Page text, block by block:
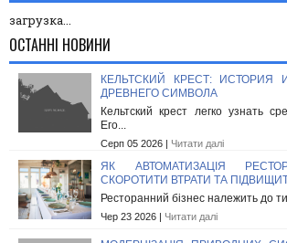
загрузка...
ОСТАННІ НОВИНИ
КЕЛЬТСКИЙ КРЕСТ: ИСТОРИЯ
ДРЕВНЕГО СИМВОЛА
Кельтский крест легко узнать
Его...
Серп 05 2026 | Читати далі
ЯК АВТОМАТИЗАЦІЯ
СКОРОТИТИ ВТРАТИ ТА
Ресторанний бізнес належить до
Чер 23 2026 | Читати далі